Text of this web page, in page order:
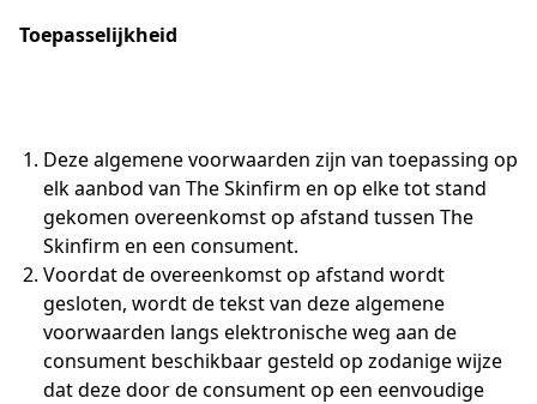
Toepasselijkheid
Deze algemene voorwaarden zijn van toepassing op
elk aanbod van The Skinfirm en op elke tot stand
gekomen overeenkomst op afstand tussen The
Skinfirm en een consument.
Voordat de overeenkomst op afstand wordt
gesloten, wordt de tekst van deze algemene
voorwaarden langs elektronische weg aan de
consument beschikbaar gesteld op zodanige wijze
dat deze door de consument op een eenvoudige